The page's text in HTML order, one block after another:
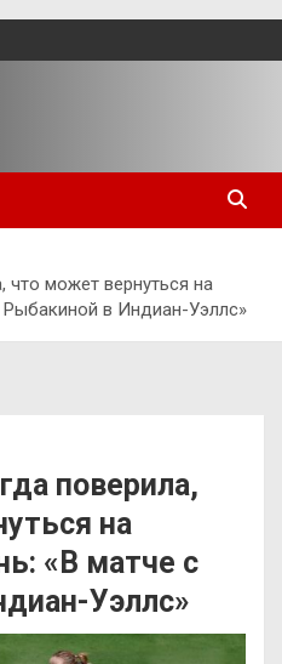
что может вернуться на
Рыбакиной в Индиан-Уэллс»
поверила,
на
«В матче с
Уэллс»